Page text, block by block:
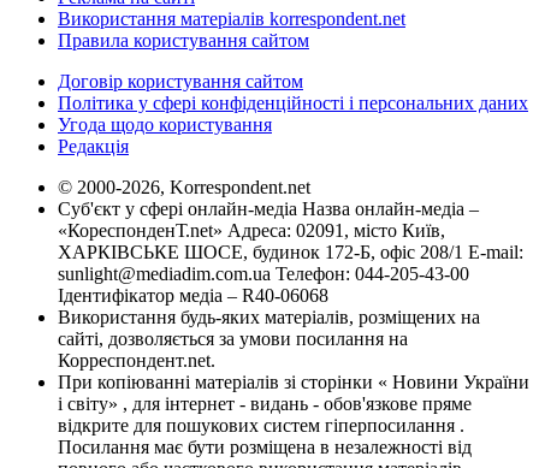
Використання матеріалів korrespondent.net
Правила користування сайтом
Договір користування сайтом
Політика у сфері конфіденційності і персональних даних
Угода щодо користування
Редакція
© 2000-2026, Korrespondent.net
Суб'єкт у сфері онлайн-медіа Назва онлайн-медіа –
«КореспонденТ.net» Адреса: 02091, місто Київ,
ХАРКІВСЬКЕ ШОСЕ, будинок 172-Б, офіс 208/1 E-mail:
sunlight@mediadim.com.ua Телефон: 044-205-43-00
Ідентифікатор медіа – R40-06068
Використання будь-яких матеріалів, розміщених на
сайті, дозволяється за умови посилання на
Корреспондент.net.
При копіюванні матеріалів зі сторінки « Новини України
і світу» , для інтернет - видань - обов'язкове пряме
відкрите для пошукових систем гіперпосилання .
Посилання має бути розміщена в незалежності від